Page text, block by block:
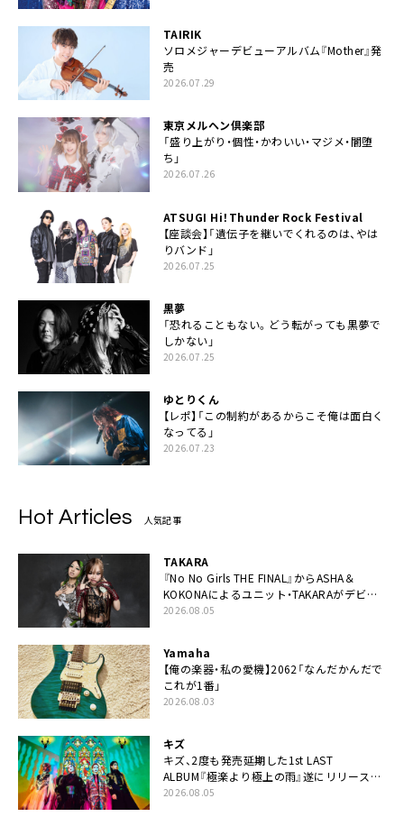
TAIRIK
ソロメジャーデビューアルバム『Mother』発
売
2026.07.29
東京メルヘン倶楽部
「盛り上がり・個性・かわいい・マジメ・闇堕
ち」
2026.07.26
ATSUGI Hi！Thunder Rock Festival
【座談会】「遺伝子を継いでくれるのは、やは
りバンド」
2026.07.25
黒夢
「恐れることもない。どう転がっても黒夢で
しかない」
2026.07.25
ゆとりくん
【レポ】「この制約があるからこそ俺は面白く
なってる」
2026.07.23
Hot Articles 人気記事
TAKARA
『No No Girls THE FINAL』からASHA＆
KOKONAによるユニット・TAKARAがデビュ
ー
2026.08.05
Yamaha
【俺の楽器・私の愛機】2062「なんだかんだで
これが1番」
2026.08.03
キズ
キズ、2度も発売延期した1st LAST
ALBUM『極楽より極上の雨』遂にリリース。
収録曲「はじまり」MV公開
2026.08.05